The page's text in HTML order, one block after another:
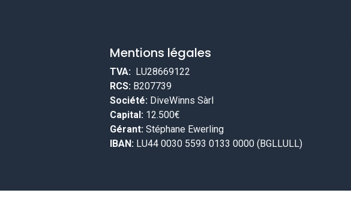
Mentions légales
TVA: LU28669122
RCS: B207739
Société: DiveWinns Sàrl
Capital: 12.500€
Gérant: Stéphane Ewerling
IBAN: LU44 0030 5593 0133 0000 (BGLLULL)